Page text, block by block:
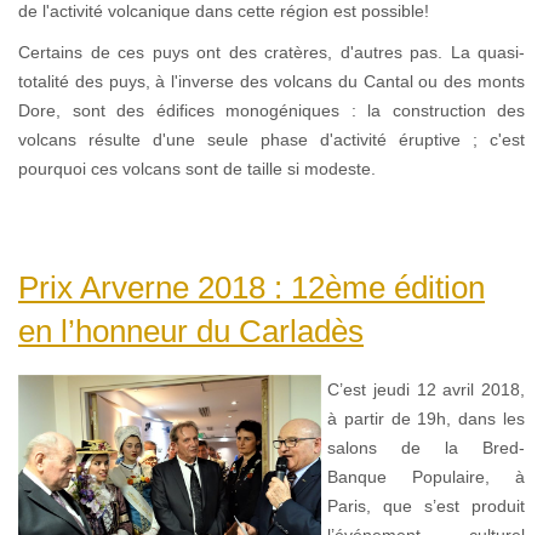
de l'activité volcanique dans cette région est possible!
Certains de ces puys ont des cratères, d'autres pas. La quasi-
totalité des puys, à l'inverse des volcans du Cantal ou des monts
Dore, sont des édifices monogéniques : la construction des
volcans résulte d'une seule phase d'activité éruptive ; c'est
pourquoi ces volcans sont de taille si modeste.
Prix Arverne 2018 : 12ème édition
en l’honneur du Carladès
C’est jeudi 12 avril 2018,
à partir de 19h, dans les
salons de la Bred-
Banque Populaire, à
Paris, que s’est produit